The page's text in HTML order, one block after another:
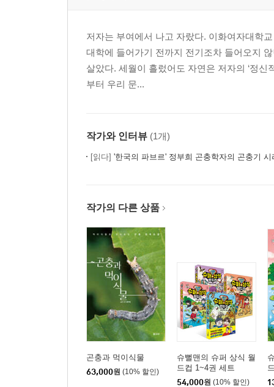
저자는 부여에서 나고 자랐다. 이화여자대학
대학에 들어가기 전까지 전기조차 들어오지
살았다. 세월이 흘렀어도 자연은 저자의 ‘정
부터 우리 문...
작가와 인터뷰 (1개)
[읽다] '한국의 파브르' 정부희 곤충학자의 곤충기 시
작가의 다른 상품
곤충과 먹이식물
63,000원 (10% 할인)
슈뻘맨의 슈퍼 상식 월
드컵 1~4권 세트
54,000원 (10% 할인)